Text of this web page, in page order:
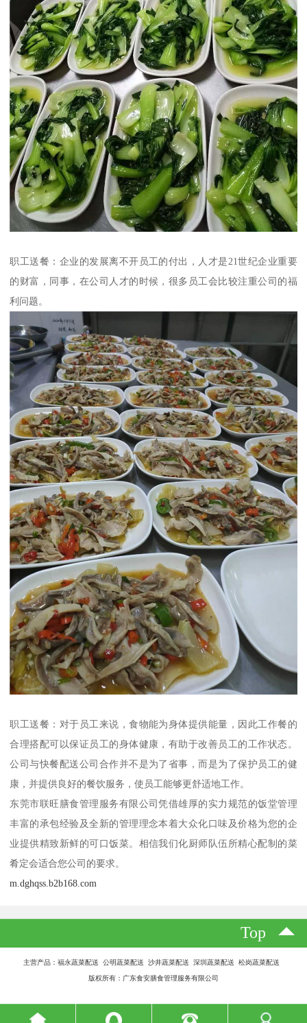
职工送餐：企业的发展离不开员工的付出，人才是21世纪企业重要
的财富，同事，在公司人才的时候，很多员工会比较注重公司的福
利问题。
职工送餐：对于员工来说，食物能为身体提供能量，因此工作餐的
合理搭配可以保证员工的身体健康，有助于改善员工的工作状态。
公司与快餐配送公司合作并不是为了省事，而是为了保护员工的健
康，并提供良好的餐饮服务，使员工能够更舒适地工作。
东莞市联旺膳食管理服务有限公司凭借雄厚的实力规范的饭堂管理
丰富的承包经验及全新的管理理念本着大众化口味及价格为您的企
业提供精致新鲜的可口饭菜。相信我们化厨师队伍所精心配制的菜
肴定会适合您公司的要求。
m.dghqss.b2b168.com
Top
主营产品：福永蔬菜配送 公明蔬菜配送 沙井蔬菜配送 深圳蔬菜配送 松岗蔬菜配送
版权所有：广东食安膳食管理服务有限公司